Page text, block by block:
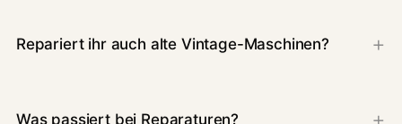
Repariert ihr auch alte Vintage-Maschinen?
Was passiert bei Reparaturen?